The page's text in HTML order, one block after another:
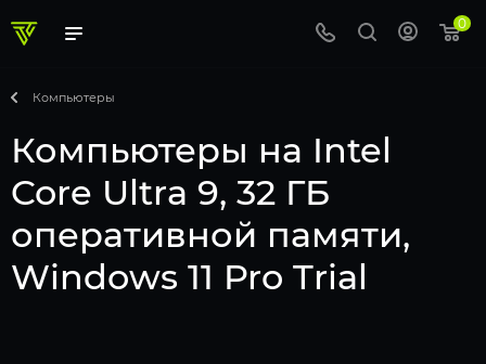
0
Компьютеры
Компьютеры на Intel
Core Ultra 9, 32 ГБ
оперативной памяти,
Windows 11 Pro Trial